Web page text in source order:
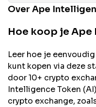
Over Ape
Hoe koop je
Leer hoe je eenvoudig
kunt kopen via deze
door 10+ crypto
IntelligenceToken (AI
crypto exchange,